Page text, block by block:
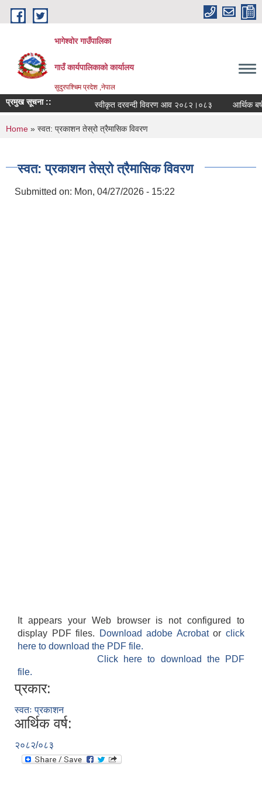
Skip to main content
भागेश्वोर गाउँपालिका
गाउँ कार्यपालिकाको कार्यालय
सुदुरपश्चिम प्रदेश ,नेपाल
प्रमुख सूचना :: स्वीकृत दरवन्दी विवरण आव २०८२।०८३ आर्थिक बर्ष
You are here
Home » स्वत: प्रकाशन तेस्रो त्रैमासिक विवरण
स्वत: प्रकाशन तेस्रो त्रैमासिक विवरण
Submitted on: Mon, 04/27/2026 - 15:22
It appears your Web browser is not configured to
display PDF files.
Download adobe Acrobatorclick
here to download the PDF file.
Click here to download the PDF
file.
प्रकार:
स्वतः प्रकाशन
आर्थिक वर्ष:
२०८२/०८३